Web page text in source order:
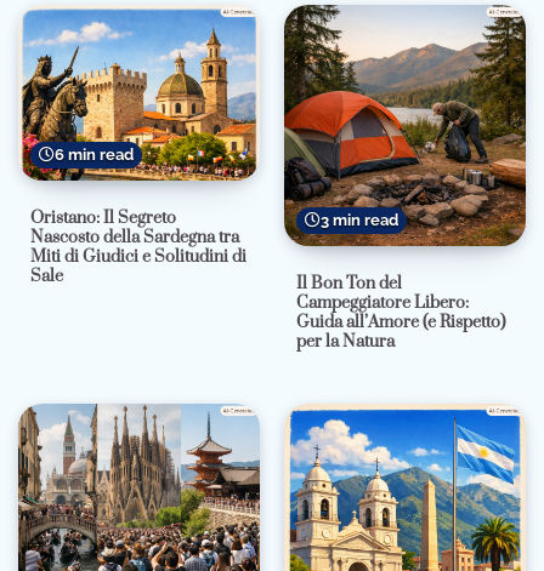
6 min read
Oristano: Il Segreto
Nascosto della Sardegna tra
Miti di Giudici e Solitudini di
Sale
3 min read
Il Bon Ton del
Campeggiatore Libero:
Guida all’Amore (e Rispetto)
per la Natura